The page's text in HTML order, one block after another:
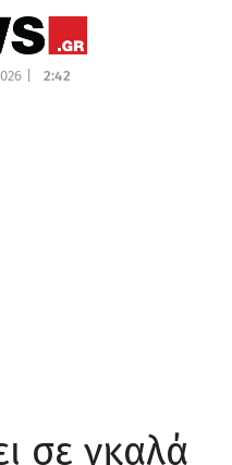
| 2:42
σε γκαλά